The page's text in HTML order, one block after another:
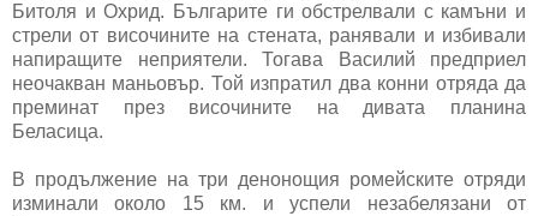
Битоля и Охрид. Българите ги обстрелвали с камъни и
стрели от височините на стената, ранявали и избивали
напиращите неприятели. Тогава Василий предприел
неочакван маньовър. Той изпратил два конни отряда да
преминат през височините на дивата планина
Беласица.
В продължение на три денонощия ромейските отряди
изминали около 15 км. и успели незабелязани от